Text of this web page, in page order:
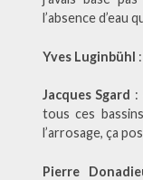
l’absence d’eau
Yves Luginbühl
Jacques Sgard :
tous ces
l’arrosage, ça
Pierre